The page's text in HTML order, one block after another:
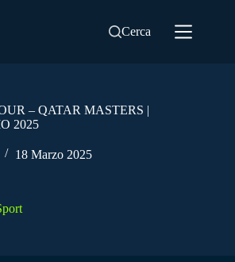
Cerca
– QATAR MASTERS |
2025
18 Marzo 2025